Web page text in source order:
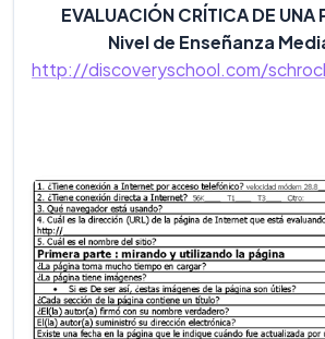
EVALUACIÓN CRÍTICA DE UNA
Nivel de Enseñanza
http://discoveryschool.com/